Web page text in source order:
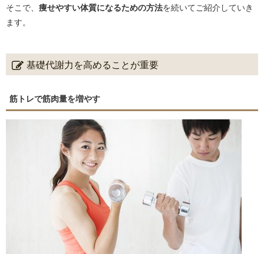
そこで、 痩せやすい体質になるための方法を続いてご紹介していき
ます。
基礎代謝力を高めることが重要
筋トレで筋肉量を増やす